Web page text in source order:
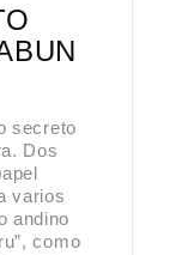
secreto
Dos
varios
andino
como